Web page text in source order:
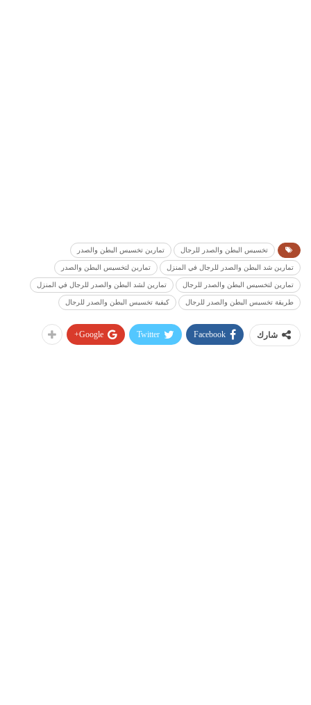
تخسيس البطن والصدر للرجال تمارين تخسيس البطن والصدر
تمارين شد البطن والصدر للرجال في المنزل تمارين لتخسيس البطن والصدر
تمارين لتخسيس البطن والصدر للرجال تمارين لشد البطن والصدر للرجال في المنزل
طريقة تخسيس البطن والصدر للرجال كيفية تخسيس البطن والصدر للرجال
شارك Facebook
Twitter
Google+